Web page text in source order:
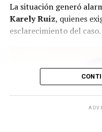
La situación generó
Karely Ruiz, quienes
esclarecimiento del caso.